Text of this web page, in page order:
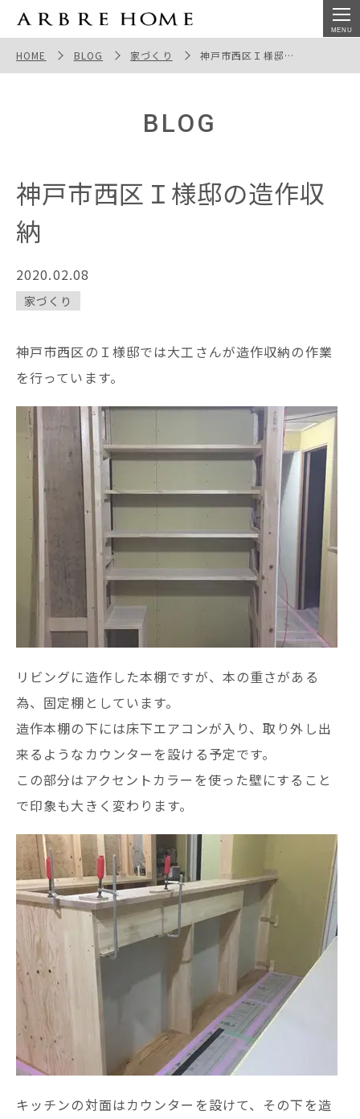
神戸市西区Ｉ様邸の造作収納
HOME BLOG 家づくり 神戸市西区Ｉ様邸の造作収納
BLOG
神戸市西区Ｉ様邸の造作収
納
2020.02.08
家づくり
神戸市西区のＩ様邸では大工さんが造作収納の作業
を行っています。
リビングに造作した本棚ですが、本の重さがある
為、固定棚としています。
造作本棚の下には床下エアコンが入り、取り外し出
来るようなカウンターを設ける予定です。
この部分はアクセントカラーを使った壁にすること
で印象も大きく変わります。
キッチンの対面はカウンターを設けて、その下を造